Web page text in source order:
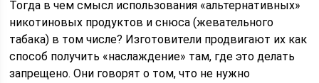
Тогда в чем смысл использования «альтернативных»
никотиновых продуктов и снюса (жевательного
табака) в том числе? Изготовители продвигают их как
способ получить «наслаждение» там, где это делать
запрещено. Они говорят о том, что не нужно